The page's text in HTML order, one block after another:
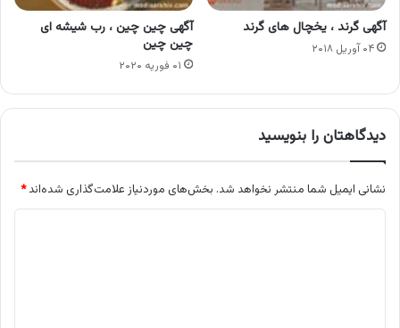
آگهی گرند ، یخچال های گرند
۰۴ آوریل ۲۰۱۸
آگهی چین چین ، رب شیشه ای
چین چین
۰۱ فوریه ۲۰۲۰
دیدگاهتان را بنویسید
نشانی ایمیل شما منتشر نخواهد شد. بخش‌های موردنیاز علامت‌گذاری شده‌اند*